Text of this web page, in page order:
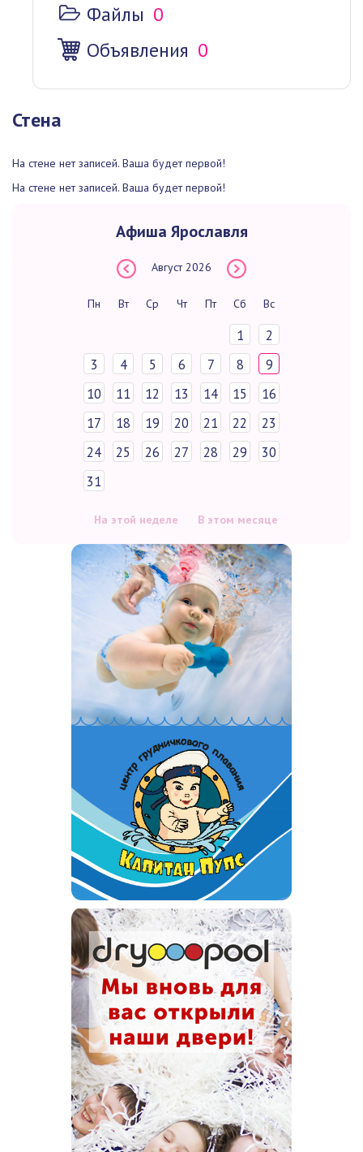
Файлы 0
Объявления 0
Стена
На стене нет записей. Ваша будет первой!
На стене нет записей. Ваша будет первой!
Афиша Ярославля
Август 2026
Пн Вт Ср Чт Пт Сб Вс
1
2
3
4 5 6 7 8
9
10
11 12 13 14 15
16
17
18 19 20 21 22
23
24
25 26 27 28 29
30
31
На этой неделе В этом месяце